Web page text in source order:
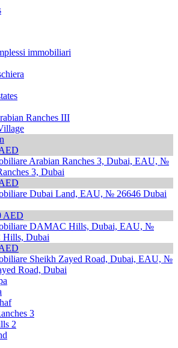
immobiliari
Ranches III
Arabian Ranches 3, Dubai, EAU, №
3, Dubai
Dubai Land, EAU, № 26646 Dubai
AED
DAMAC Hills, Dubai, EAU, №
Dubai
Sheikh Zayed Road, Dubai, EAU, №
Road, Dubai
3
2